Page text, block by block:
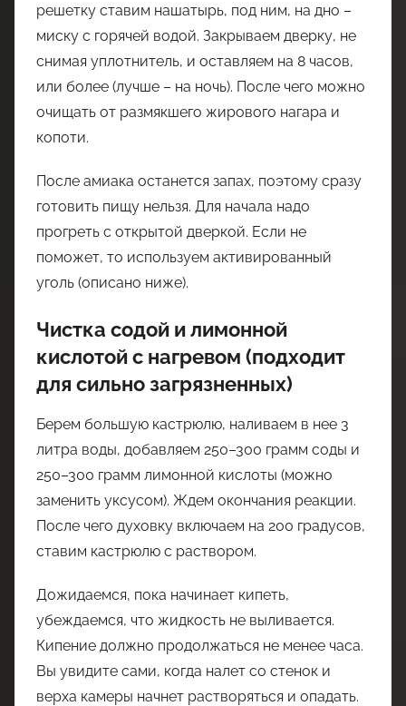
решетку ставим нашатырь, под ним, на дно –
миску с горячей водой. Закрываем дверку, не
снимая уплотнитель, и оставляем на 8 часов,
или более (лучше – на ночь). После чего можно
очищать от размякшего жирового нагара и
копоти.
После амиака останется запах, поэтому сразу
готовить пищу нельзя. Для начала надо
прогреть с открытой дверкой. Если не
поможет, то используем активированный
уголь (описано ниже).
Чистка содой и лимонной
кислотой с нагревом (подходит
для сильно загрязненных)
Берем большую кастрюлю, наливаем в нее 3
литра воды, добавляем 250–300 грамм соды и
250–300 грамм лимонной кислоты (можно
заменить уксусом). Ждем окончания реакции.
После чего духовку включаем на 200 градусов,
ставим кастрюлю с раствором.
Дожидаемся, пока начинает кипеть,
убеждаемся, что жидкость не выливается.
Кипение должно продолжаться не менее часа.
Вы увидите сами, когда налет со стенок и
верха камеры начнет растворяться и опадать.